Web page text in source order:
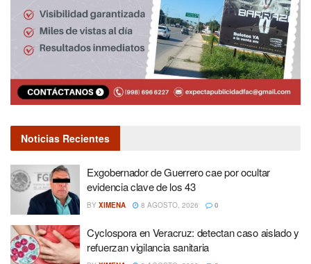
Noticias Recientes
Exgobernador de Guerrero cae por ocultar
evidencia clave de los 43
BY XIMENA 8 AGOSTO, 2026 0
Cyclospora en Veracruz: detectan caso aislado y
refuerzan vigilancia sanitaria